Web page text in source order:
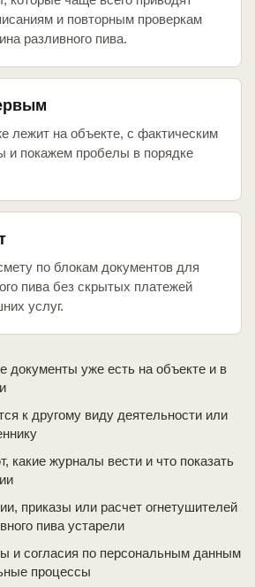
и повторным проверкам
разливного пива.
лежит на объекте, с фактическим
и покажем пробелы в порядке
по блокам документов для
пива без скрытых платежей
услуг.
документы уже есть на объекте и в
к другому виду деятельности или
какие журналы вести и что показать
приказы или расчет огнетушителей
пива устарели
и согласия по персональным данным
процессы